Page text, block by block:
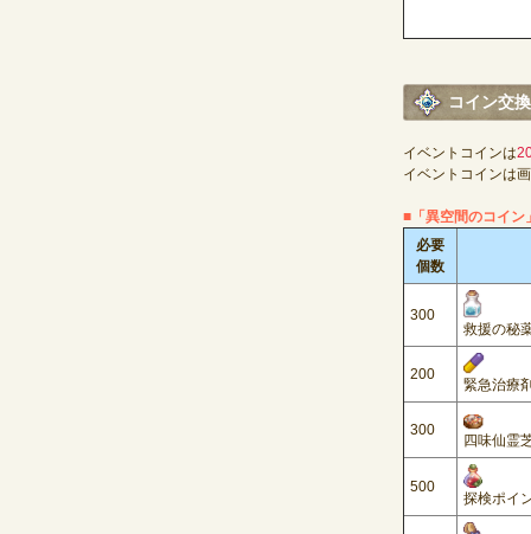
コイン交
イベントコインは
イベントコインは
■「異空間のコイン
必要
個数
300
救援の秘
200
緊急治療
300
四味仙霊
500
探検ポイ